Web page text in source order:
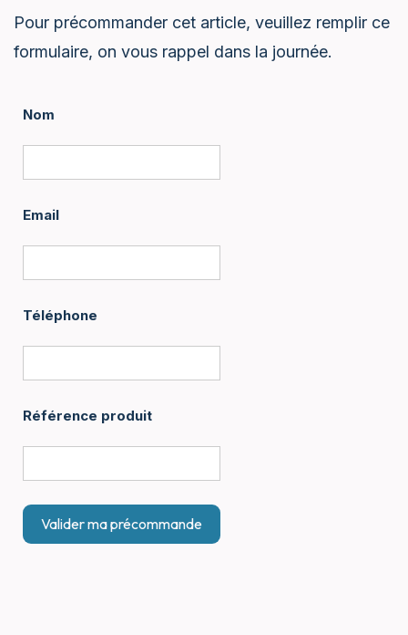
Pour précommander cet article, veuillez remplir ce
formulaire, on vous rappel dans la journée.
Nom
Email
Téléphone
Référence produit